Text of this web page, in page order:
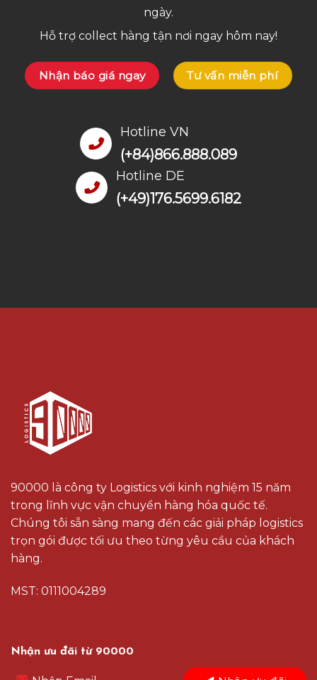
ngày.
Hỗ trợ collect hàng tận nơi ngay hôm nay!
Nhận báo giá ngay Tư vấn miễn phí
Hotline VN
(+84)866.888.089
Hotline DE
(+49)176.5699.6182
90000 là công ty Logistics với kinh nghiệm 15 năm
trong lĩnh vực vận chuyển hàng hóa quốc tế.
Chúng tôi sẵn sàng mang đến các giải pháp logistics
trọn gói được tối ưu theo từng yêu cầu của khách
hàng.
MST: 0111004289
Nhận ưu đãi từ 90000